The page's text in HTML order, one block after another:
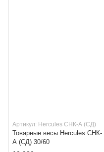
Артикул: Hercules СНК-А (СД)
Товарные весы Hercules СНК-
А (СД) 30/60